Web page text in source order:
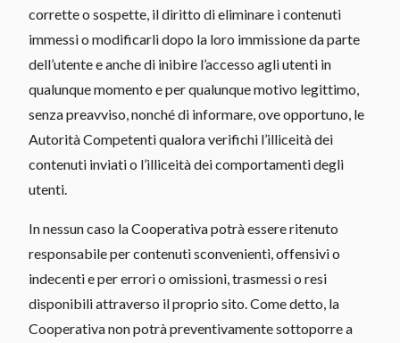
corrette o sospette, il diritto di eliminare i contenuti
immessi o modificarli dopo la loro immissione da parte
dell’utente e anche di inibire l’accesso agli utenti in
qualunque momento e per qualunque motivo legittimo,
senza preavviso, nonché di informare, ove opportuno, le
Autorità Competenti qualora verifichi l’illiceità dei
contenuti inviati o l’illiceità dei comportamenti degli
utenti.
In nessun caso la Cooperativa potrà essere ritenuto
responsabile per contenuti sconvenienti, offensivi o
indecenti e per errori o omissioni, trasmessi o resi
disponibili attraverso il proprio sito. Come detto, la
Cooperativa non potrà preventivamente sottoporre a